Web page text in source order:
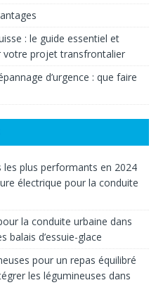
: le guide essentiel et
votre projet transfrontalier
d’urgence : que faire
plus performants en 2024
électrique pour la conduite
la conduite urbaine dans
balais d’essuie-glace
pour un repas équilibré
les légumineuses dans